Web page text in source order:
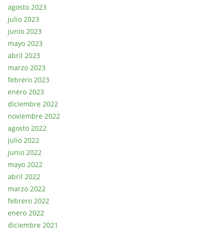
agosto 2023
julio 2023
junio 2023
mayo 2023
abril 2023
marzo 2023
febrero 2023
enero 2023
diciembre 2022
noviembre 2022
agosto 2022
julio 2022
junio 2022
mayo 2022
abril 2022
marzo 2022
febrero 2022
enero 2022
diciembre 2021